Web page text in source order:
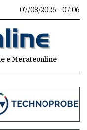
07/08/2026 - 07:06
e Merateonline